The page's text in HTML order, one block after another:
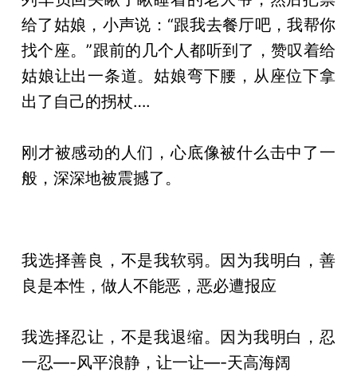
给了姑娘，小声说：“跟我去餐厅吧，我帮你
找个座。”跟前的几个人都听到了，赞叹着给
姑娘让出一条道。姑娘弯下腰，从座位下拿
出了自己的拐杖….
刚才被感动的人们，心底像被什么击中了一
般，深深地被震撼了。
我选择善良，不是我软弱。因为我明白，善
良是本性，做人不能恶，恶必遭报应
我选择忍让，不是我退缩。因为我明白，忍
一忍—-风平浪静，让一让—-天高海阔